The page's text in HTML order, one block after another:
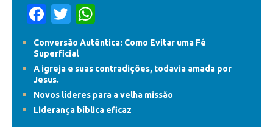
F
e
b
o
o
T
w
itt
er
h
at
s
A
p
Conversão Autêntica: Como Evitar uma Fé
Superficial
A igreja e suas contradições, todavia amada por
Jesus.
Novos líderes para a velha missão
Liderança bíblica eficaz